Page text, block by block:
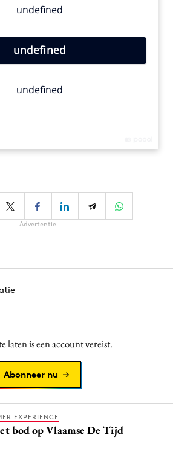
Advertentie
laten is een account vereist.
Abonneer nu
EXPERIENCE
bod op Vlaamse De Tijd